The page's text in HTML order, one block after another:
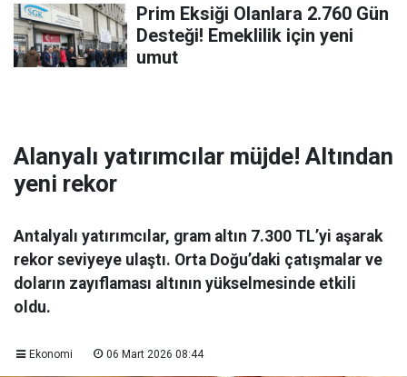
Prim Eksiği Olanlara 2.760 Gün
Desteği! Emeklilik için yeni
umut
Alanyalı yatırımcılar müjde! Altından
yeni rekor
Antalyalı yatırımcılar, gram altın 7.300 TL’yi aşarak
rekor seviyeye ulaştı. Orta Doğu’daki çatışmalar ve
doların zayıflaması altının yükselmesinde etkili
oldu.
Ekonomi 06 Mart 2026 08:44